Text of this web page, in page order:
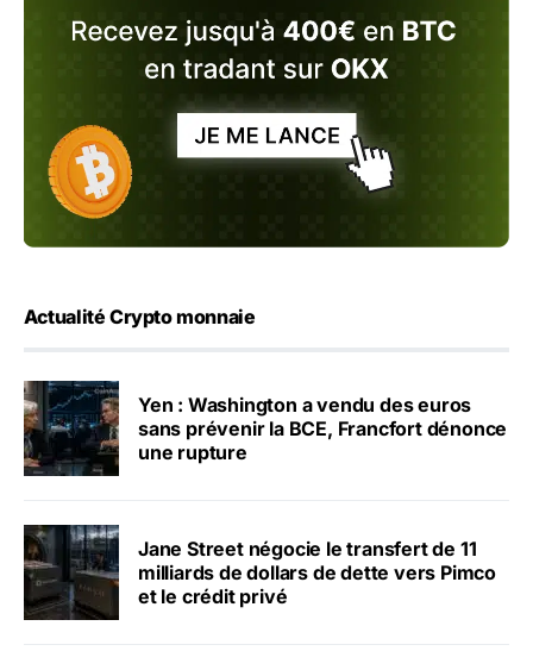
Actualité Crypto monnaie
Yen : Washington a vendu des euros
sans prévenir la BCE, Francfort dénonce
une rupture
Jane Street négocie le transfert de 11
milliards de dollars de dette vers Pimco
et le crédit privé